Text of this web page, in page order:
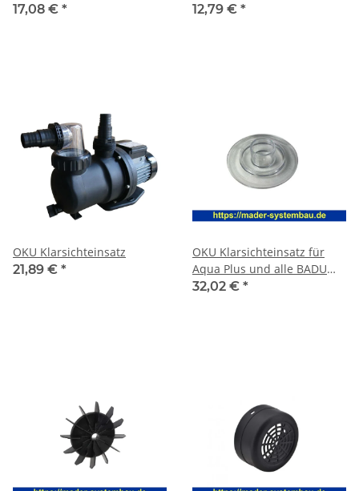
17,08 € *
12,79 € *
OKU Klarsichteinsatz
21,89 € *
OKU Klarsichteinsatz für
Aqua Plus und alle BADU
Alpha Pumpen
32,02 € *